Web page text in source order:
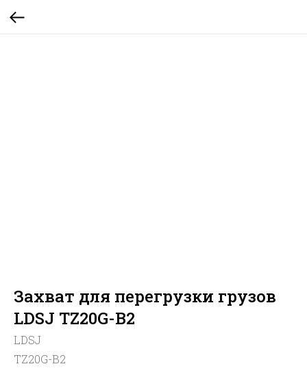
Захват для перегрузки грузов
LDSJ TZ20G-B2
LDSJ
TZ20G-B2